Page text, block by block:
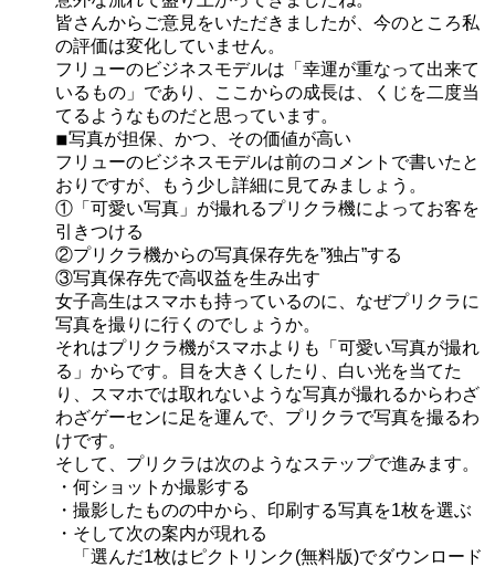
皆さんからご意見をいただきましたが、今のところ私
の評価は変化していません。
フリューのビジネスモデルは「幸運が重なって出来て
いるもの」であり、ここからの成長は、くじを二度当
てるようなものだと思っています。
◾︎写真が担保、かつ、その価値が高い
フリューのビジネスモデルは前のコメントで書いたと
おりですが、もう少し詳細に見てみましょう。
①「可愛い写真」が撮れるプリクラ機によってお客を
引きつける
②プリクラ機からの写真保存先を”独占”する
③写真保存先で高収益を生み出す
女子高生はスマホも持っているのに、なぜプリクラに
写真を撮りに行くのでしょうか。
それはプリクラ機がスマホよりも「可愛い写真が撮れ
る」からです。目を大きくしたり、白い光を当てた
り、スマホでは取れないような写真が撮れるからわざ
わざゲーセンに足を運んで、プリクラで写真を撮るわ
けです。
そして、プリクラは次のようなステップで進みます。
・何ショットか撮影する
・撮影したものの中から、印刷する写真を1枚を選ぶ
・そして次の案内が現れる
「選んだ1枚はピクトリンク(無料版)でダウンロード